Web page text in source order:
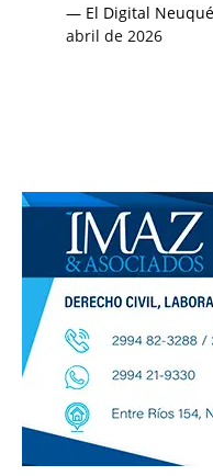
— El Digital
abril de 2026